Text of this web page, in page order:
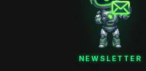
NEWSLETTER